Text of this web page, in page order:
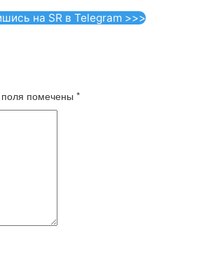
на SR в Telegram >>>
помечены *